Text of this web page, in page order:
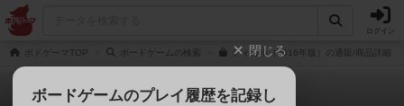
ログイン
ボドゲーマTOP ボードゲームの検索 ティカル（2016年版）の通販/商品詳細
閉じる
ボードゲームのプレイ履歴を記録し